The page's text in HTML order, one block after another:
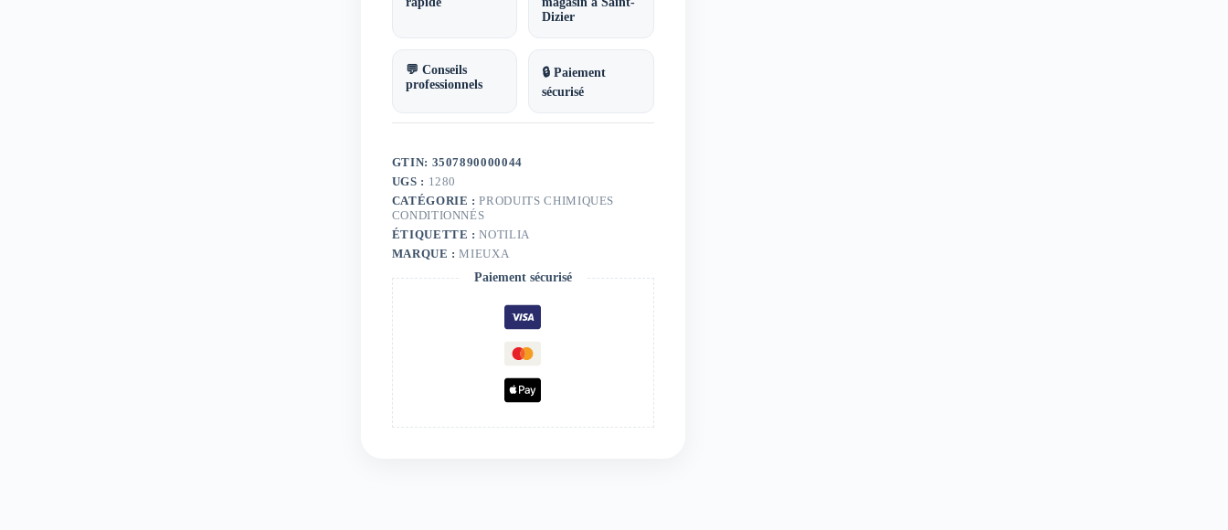
chlore
actif
Dizier
💬 Conseils
professionnels
🔒 Paiement
sécurisé
GTIN: 3507890000044
UGS : 1280
CATÉGORIE :PRODUITS CHIMIQUES
CONDITIONNÉS
ÉTIQUETTE :NOTILIA
MARQUE :MIEUXA
Paiement sécurisé